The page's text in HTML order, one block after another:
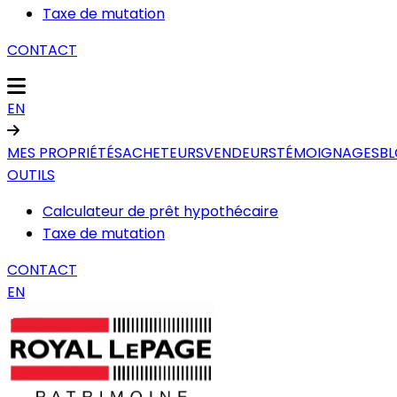
Taxe de mutation
CONTACT
EN
MES PROPRIÉTÉSACHETEURSVENDEURSTÉMOIGNAGES
OUTILS
Calculateur de prêt hypothécaire
Taxe de mutation
CONTACT
EN